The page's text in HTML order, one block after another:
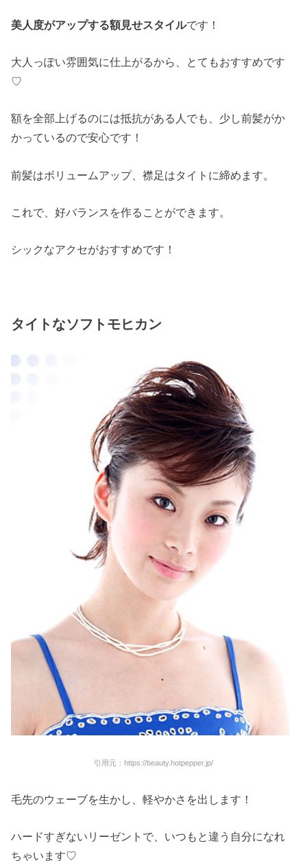
美人度がアップする額見せスタイルです！
大人っぽい雰囲気に仕上がるから、とてもおすすめです
♡
額を全部上げるのには抵抗がある人でも、少し前髪がか
かっているので安心です！
前髪はボリュームアップ、襟足はタイトに締めます。
これで、好バランスを作ることができます。
シックなアクセがおすすめです！
タイトなソフトモヒカン
引用元：https://beauty.hotpepper.jp/
毛先のウェーブを生かし、軽やかさを出します！
ハードすぎないリーゼントで、いつもと違う自分になれ
ちゃいます♡